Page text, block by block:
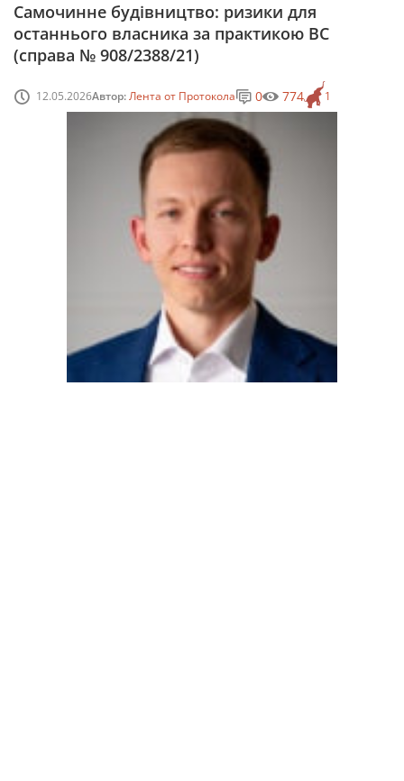
Самочинне будівництво: ризики для
останнього власника за практикою ВС
(справа № 908/2388/21)
12.05.2026Автор:Лента от Протокола 1
0 774